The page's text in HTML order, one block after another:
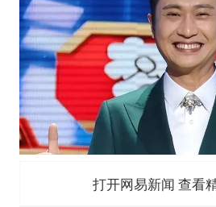
打开网易新闻 查看